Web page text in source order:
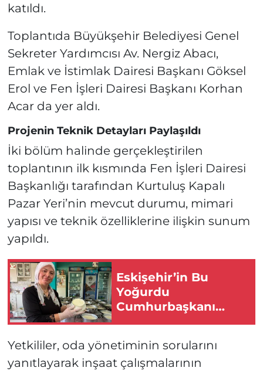
katıldı.
Toplantıda Büyükşehir Belediyesi Genel
Sekreter Yardımcısı Av. Nergiz Abacı,
Emlak ve İstimlak Dairesi Başkanı Göksel
Erol ve Fen İşleri Dairesi Başkanı Korhan
Acar da yer aldı.
Projenin Teknik Detayları Paylaşıldı
İki bölüm halinde gerçekleştirilen
toplantının ilk kısmında Fen İşleri Dairesi
Başkanlığı tarafından Kurtuluş Kapalı
Pazar Yeri’nin mevcut durumu, mimari
yapısı ve teknik özelliklerine ilişkin sunum
yapıldı.
Eskişehir’in Bu
Yoğurdu
Cumhurbaşkanı
Erdoğan ve NATO
Menüsüne Girdi!
Yetkililer, oda yönetiminin sorularını
yanıtlayarak inşaat çalışmalarının